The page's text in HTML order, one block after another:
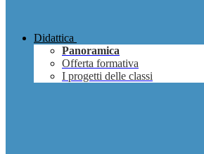
Didattica
Panoramica
Offerta formativa
I progetti delle classi